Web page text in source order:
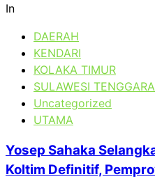
In
DAERAH
KENDARI
KOLAKA TIMUR
SULAWESI TENGGARA
Uncategorized
UTAMA
Yosep Sahaka
Koltim Definitif,